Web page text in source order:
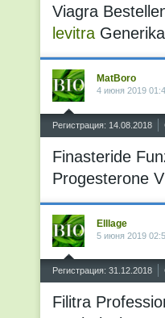
Viagra
levitra
MatBoro
4 июня 2019
Регистрация: 14.08.2018
Finasteride
Progesterone
Elllage
5 июня 2019
Регистрация: 31.12.2018
Filitra